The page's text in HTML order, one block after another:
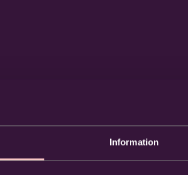
Information